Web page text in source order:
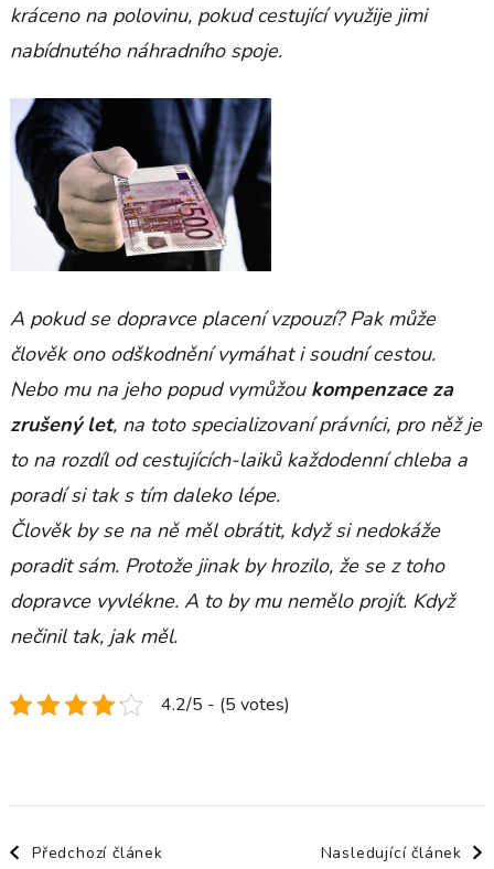
kráceno na polovinu, pokud cestující využije jimi
nabídnutého náhradního spoje.
A pokud se dopravce placení vzpouzí? Pak může
člověk ono odškodnění vymáhat i soudní cestou.
Nebo mu na jeho popud vymůžou kompenzace za
zrušený let, na toto specializovaní právníci, pro něž je
to na rozdíl od cestujících-laiků každodenní chleba a
poradí si tak s tím daleko lépe.
Člověk by se na ně měl obrátit, když si nedokáže
poradit sám. Protože jinak by hrozilo, že se z toho
dopravce vyvlékne. A to by mu nemělo projít. Když
nečinil tak, jak měl.
4.2/5 - (5 votes)
Navigace
Předchozí článek Nasledující článek